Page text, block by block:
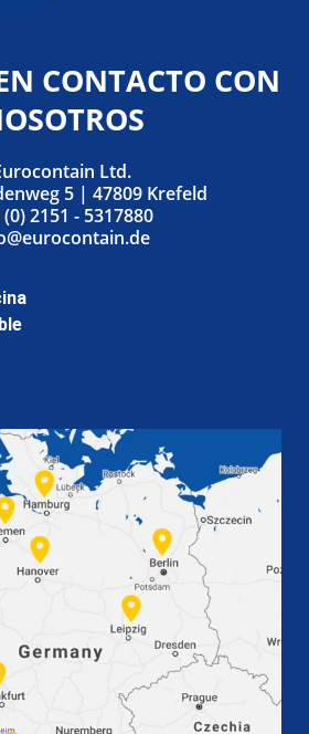
CONTACTO CON
Ltd.
5 | 47809 Krefeld
(0) 2151 - 5317880